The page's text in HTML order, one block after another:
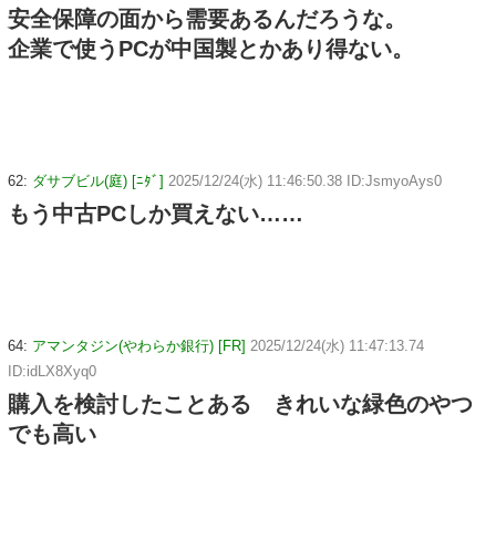
安全保障の面から需要あるんだろうな。
企業で使うPCが中国製とかあり得ない。
62: ダサブビル(庭) [ﾆﾀﾞ] 2025/12/24(水) 11:46:50.38 ID:JsmyoAys0
もう中古PCしか買えない……
64: アマンタジン(やわらか銀行) [FR] 2025/12/24(水) 11:47:13.74
ID:idLX8Xyq0
購入を検討したことある きれいな緑色のやつ
でも高い